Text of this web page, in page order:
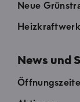
Neue
News und